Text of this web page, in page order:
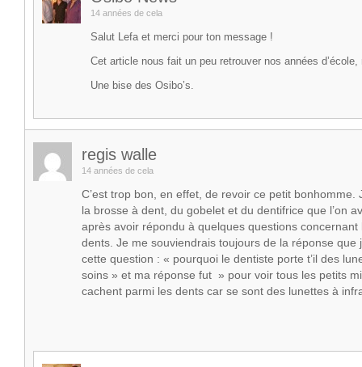
14 années de cela
Salut Lefa et merci pour ton message !
Cet article nous fait un peu retrouver nos années d’école,
Une bise des Osibo’s.
regis walle
14 années de cela
C’est trop bon, en effet, de revoir ce petit bonhomme.
la brosse à dent, du gobelet et du dentifrice que l’on
après avoir répondu à quelques questions concernant
dents. Je me souviendrais toujours de la réponse que
cette question : « pourquoi le dentiste porte t’il des
soins » et ma réponse fut » pour voir tous les petits
cachent parmi les dents car se sont des lunettes à